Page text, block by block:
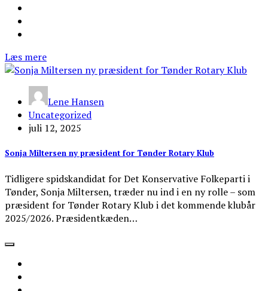
Læs mere
Lene Hansen
Uncategorized
juli 12, 2025
Sonja Miltersen ny præsident for Tønder Rotary Klub
Tidligere spidskandidat for Det Konservative Folkeparti i
Tønder, Sonja Miltersen, træder nu ind i en ny rolle – som
præsident for Tønder Rotary Klub i det kommende klubår
2025/2026. Præsidentkæden…